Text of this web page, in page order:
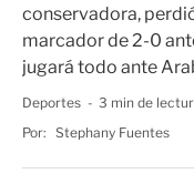
conservadora,
marcador de 2-0
jugará todo ante
Deportes
3 min de
Por: Stephany Fuentes